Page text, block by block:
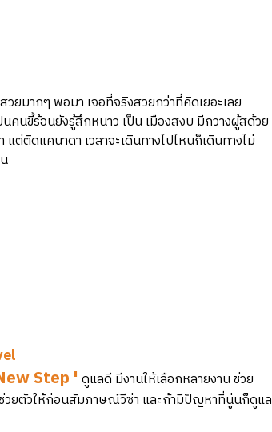
วยมากๆ พอมา เจอที่จริงสวยกว่าที่คิดเยอะเลย
คนขี้ร้อนยังรู้สึกหนาว เป็น เมืองสงบ มีกวางผู้สด้วย
ต่ติดแคนาดา เวลาจะเดินทางไปไหนก็เดินทางไม่
Step ' ดูแลดี มีงานให้เลือกหลายงาน ช่วย
ช่วยตัวให้ก่อนสัมภาษณ์วีซ่า และถ้ามีปัญหาที่นู่นก็ดูแล